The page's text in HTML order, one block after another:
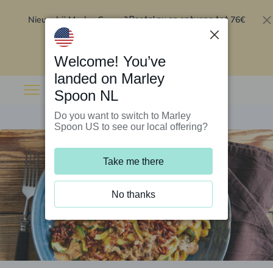
Nieuw bij Marley Spoon?Bestel nu en ontvang tot 76€
Welcome! You’ve
landed on Marley
Spoon NL
Do you want to switch to Marley
Spoon US to see our local offering?
Take me there
No thanks